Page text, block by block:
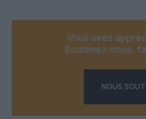
Vous avez
Soutenez-nous,
NOUS